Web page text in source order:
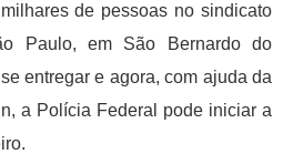
de pessoas no sindicato
Paulo, em São Bernardo do
entregar e agora, com ajuda da
a Polícia Federal pode iniciar a